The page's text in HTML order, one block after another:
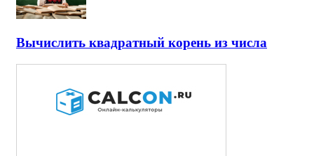
Вычислить квадратный корень из числа